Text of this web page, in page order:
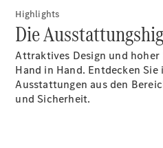
Elektromodelle
Sprinter
Highlights
Die
Attraktives Design und
Hand in Hand. Entdecken Sie
Ausstattungen aus den
und Sicherheit.